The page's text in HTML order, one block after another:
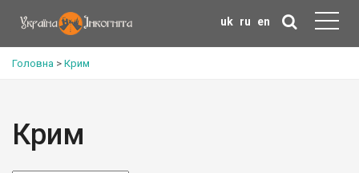
uk ru en
Головна > Крим
Крим